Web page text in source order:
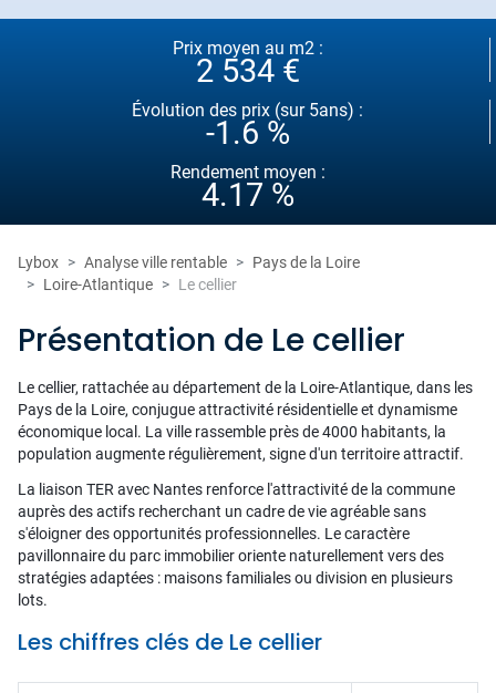
Prix moyen au m2 :
2 534 €
Évolution des prix (sur 5ans) :
-1.6 %
Rendement moyen :
4.17 %
Lybox Analyse ville rentable
Pays de la Loire
Loire-Atlantique
Le cellier
Présentation de Le cellier
Le cellier, rattachée au département de la Loire-Atlantique, dans les
Pays de la Loire, conjugue attractivité résidentielle et dynamisme
économique local. La ville rassemble près de 4000 habitants, la
population augmente régulièrement, signe d'un territoire attractif.
La liaison TER avec Nantes renforce l'attractivité de la commune
auprès des actifs recherchant un cadre de vie agréable sans
s'éloigner des opportunités professionnelles. Le caractère
pavillonnaire du parc immobilier oriente naturellement vers des
stratégies adaptées : maisons familiales ou division en plusieurs
lots.
Les chiffres clés de Le cellier